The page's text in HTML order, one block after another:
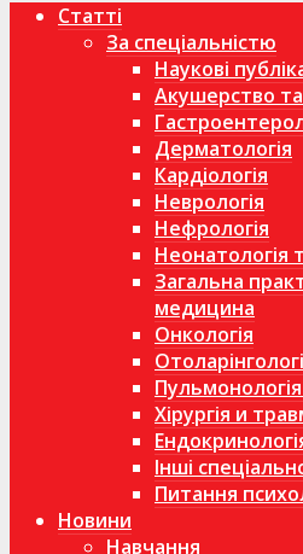
Статті
За спеціальністю
Наукові
Акушерство та
Дерматологія
Кардіологія
Неврологія
Нефрологія
Неонатологія
Загальна
медицина
Онкологія
Хірургія и
Інші
Питання
Новини
Навчання